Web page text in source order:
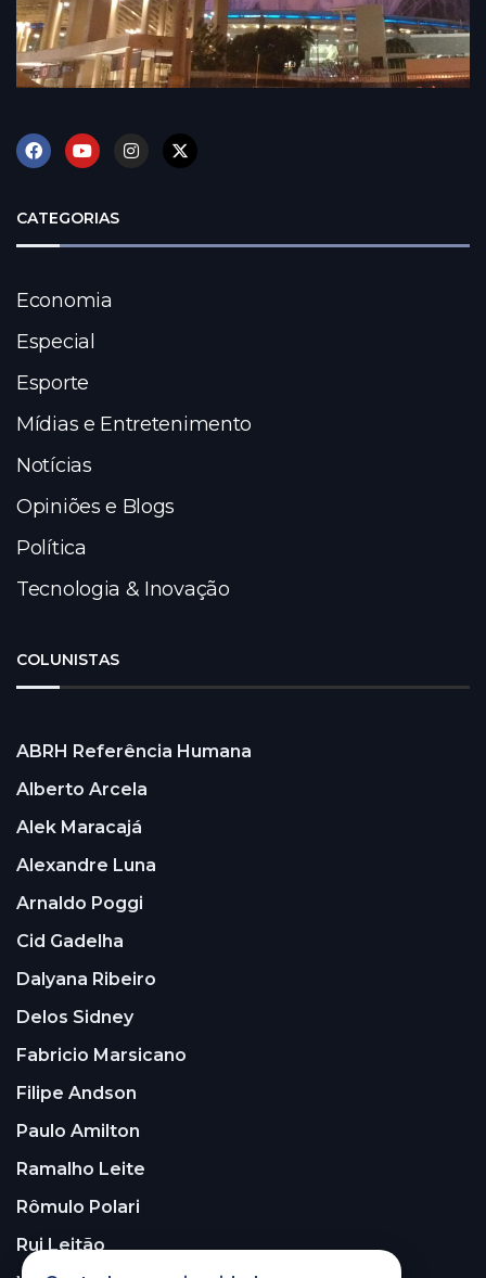
CATEGORIAS
Economia
Especial
Esporte
Mídias e Entretenimento
Notícias
Opiniões e Blogs
Política
Tecnologia & Inovação
COLUNISTAS
ABRH Referência Humana
Alberto Arcela
Alek Maracajá
Alexandre Luna
Arnaldo Poggi
Cid Gadelha
Dalyana Ribeiro
Delos Sidney
Fabricio Marsicano
Filipe Andson
Paulo Amilton
Ramalho Leite
Rômulo Polari
Rui Leitão